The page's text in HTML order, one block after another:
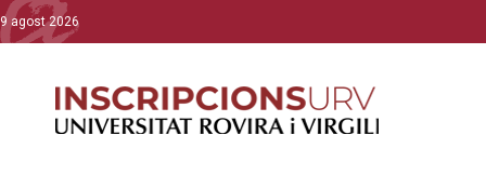
9 agost 2026